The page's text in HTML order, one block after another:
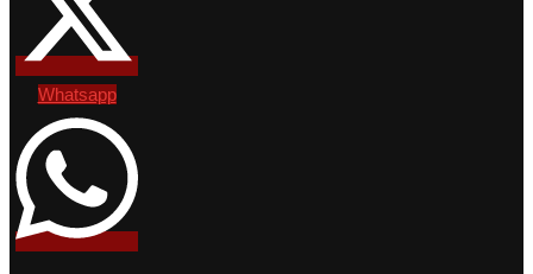
Whatsapp